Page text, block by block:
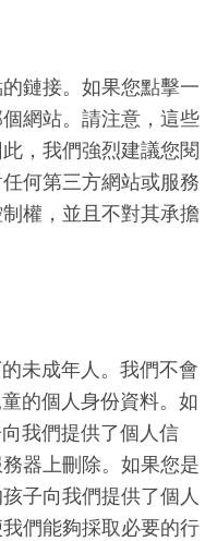
鏈接。如果您點擊一
網站。請注意，這些
，我們強烈建議您閱
何第三方網站或服務
權，並且不對其承擔
未成年人。我們不會
的個人身份資料。如
我們提供了個人信
器上刪除。如果您是
子向我們提供了個人
們能夠採取必要的行